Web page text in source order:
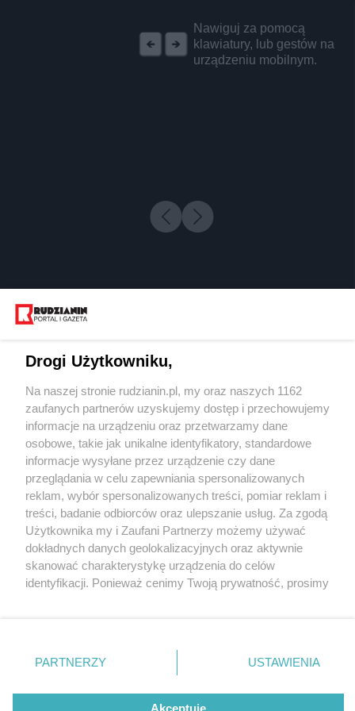
Nawiguj za pomocą
klawiatury, lub gestów na
urządzeniu mobilnym.
3 / 0
Wydawca mediów
Nie zapomnij
zapoznać się z:
polityką prywatności regulamin korzystania z portali
Twojemiasto
Piekary Śląskie
Chorzów
Tarnowskie Góry
Gliwice
Skontakuj sięz nami
Kontakt
Wydawca
Redakcja
Drogi Użytkowniku,
Na naszej stronie rudzianin.pl, my oraz naszych 1162
zaufanych partnerów uzyskujemy dostęp i przechowujemy
informacje na urządzeniu oraz przetwarzamy dane
osobowe, takie jak unikalne identyfikatory, standardowe
informacje wysyłane przez urządzenie czy dane
przeglądania w celu zapewniania spersonalizowanych
reklam, wybór spersonalizowanych treści, pomiar reklam i
treści, badanie odbiorców oraz ulepszanie usług. Za zgodą
Użytkownika my i Zaufani Partnerzy możemy używać
dokładnych danych geolokalizacyjnych oraz aktywnie
skanować charakterystykę urządzenia do celów
identyfikacji. Ponieważ cenimy Twoją prywatność, prosimy
prywatności znajdujący się w lewym dolnym rogu strony
. Niektóre rodzaje przetwarzania danych nie wymagają
zgody użytkownika, ale masz prawo sprzeciwić się
takiemu przetwarzaniu. Preferencje będą miały
PARTNERZY USTAWIENIA
Akceptuję